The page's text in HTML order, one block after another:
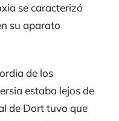
se caracterizó
su aparato
de los
estaba lejos de
de Dort tuvo que